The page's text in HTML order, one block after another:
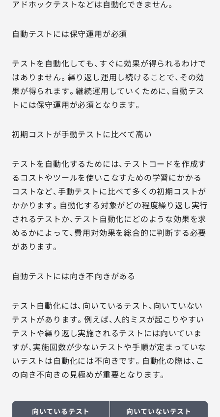
アドホックテストなどは自動化できません。
自動テストには保守運用が必須
テストを自動化しても、すぐに効果が得られるわけで
はありません。繰り返し運用し続けることで、その効
果が得られます。継続運用していくために、自動テス
トには保守運用が必須となります。
初期コストが手動テストに比べて高い
テストを自動化するためには、テストコードを作成す
るコストやツールを使いこなすための学習にかかる
コストなど、手動テストに比べて多くの初期コストが
かかります。自動化する対象がどの程度繰り返し実行
されるテストか、テスト自動化にどのような効果を求
めるかによって、費用対効果を総合的に判断する必要
があります。
自動テストには向き不向きがある
テスト自動化には、向いているテスト、向いていない
テストがあります。例えば、人的ミスが起こりやすい
テストや繰り返し実施されるテストには向いていま
すが、実施回数が少ないテストや手順が定まっていな
いテストは自動化には不向きです。自動化の際は、こ
の向き不向きの見極めが重要となります。
向いているテスト 向いていないテスト